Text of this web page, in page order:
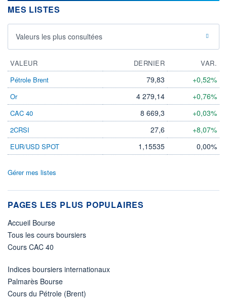
MES LISTES
Valeurs les plus consultées
VALEUR DERNIER
VAR.
Pétrole Brent
79,83 +0,52%
Or 4 279,14 +0,76%
CAC 40 8 669,3 +0,03%
2CRSI 27,6 +8,07%
EUR/USD SPOT 1,15535 0,00%
Gérer mes listes
PAGES LES PLUS POPULAIRES
Accueil Bourse
Tous les cours boursiers
Cours CAC 40
Indices boursiers internationaux
Palmarès Bourse
Cours du Pétrole (Brent)